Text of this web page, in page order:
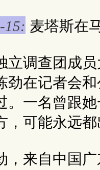
15: 麦塔斯在
立调查团成
劲在记者会
。一名曾跟
，可能永远
，来自中国